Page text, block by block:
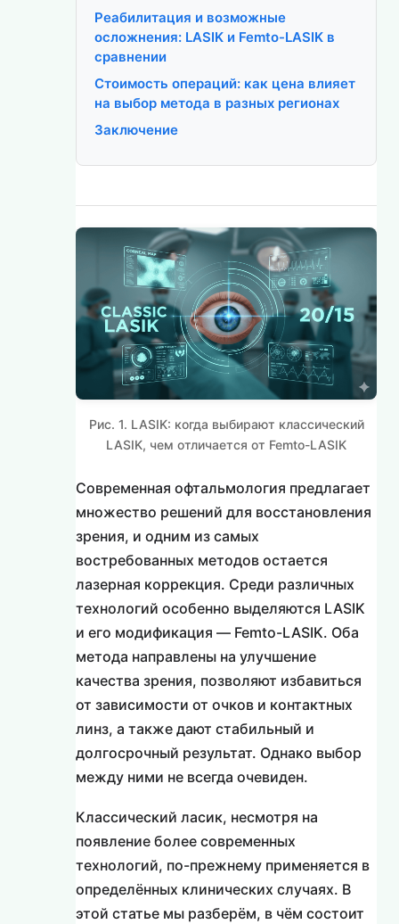
Реабилитация и возможные
осложнения: LASIK и Femto-LASIK в
сравнении
Стоимость операций: как цена влияет
на выбор метода в разных регионах
Заключение
Рис. 1. LASIK: когда выбирают классический
LASIK, чем отличается от Femto-LASIK
Современная офтальмология предлагает
множество решений для восстановления
зрения, и одним из самых
востребованных методов остается
лазерная коррекция. Среди различных
технологий особенно выделяются LASIK
и его модификация — Femto-LASIK. Оба
метода направлены на улучшение
качества зрения, позволяют избавиться
от зависимости от очков и контактных
линз, а также дают стабильный и
долгосрочный результат. Однако выбор
между ними не всегда очевиден.
Классический ласик, несмотря на
появление более современных
технологий, по-прежнему применяется в
определённых клинических случаях. В
этой статье мы разберём, в чём состоит